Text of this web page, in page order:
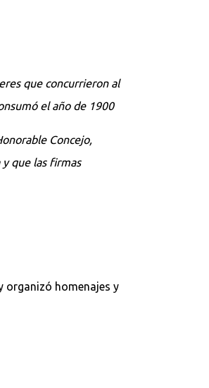
que concurrieron al
el año de 1900
Concejo,
que las firmas
organizó homenajes y